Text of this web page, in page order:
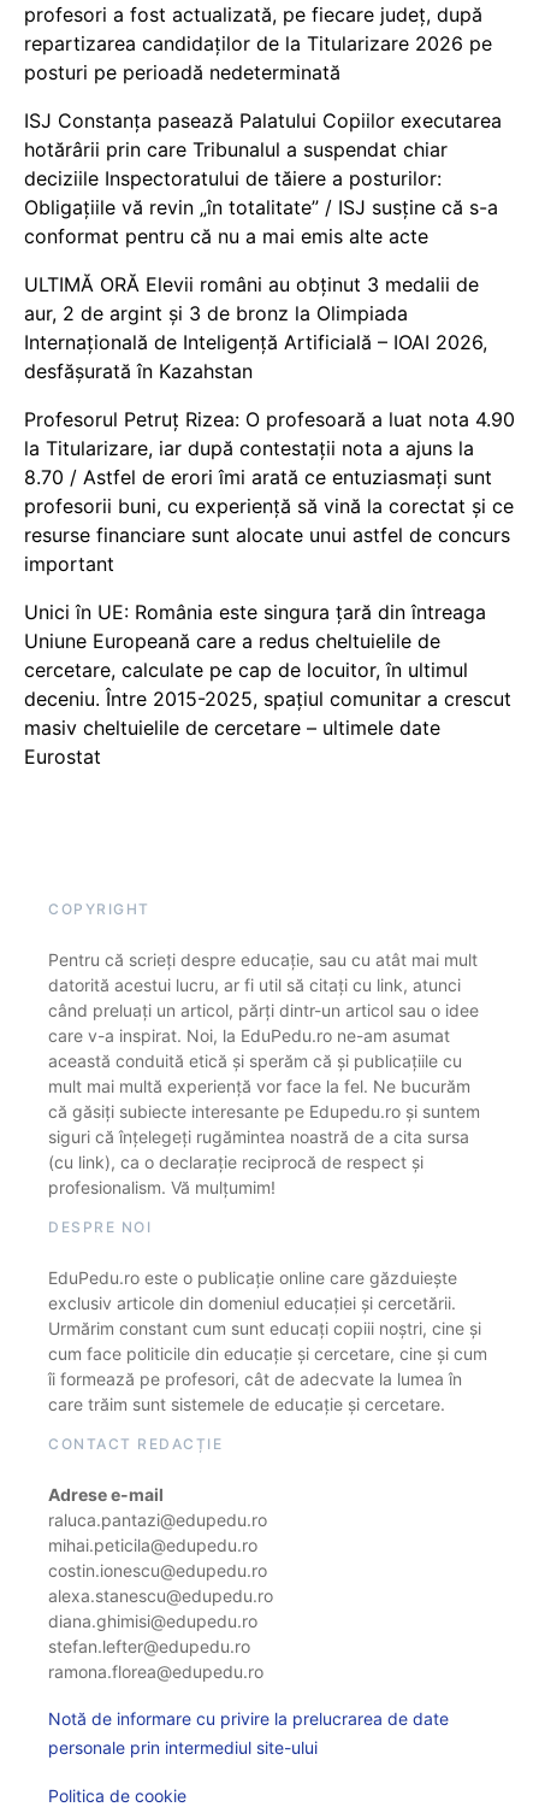
profesori a fost actualizată, pe fiecare județ, după
repartizarea candidaților de la Titularizare 2026 pe
posturi pe perioadă nedeterminată
ISJ Constanța pasează Palatului Copiilor executarea
hotărârii prin care Tribunalul a suspendat chiar
deciziile Inspectoratului de tăiere a posturilor:
Obligațiile vă revin „în totalitate” / ISJ susține că s-a
conformat pentru că nu a mai emis alte acte
ULTIMĂ ORĂ Elevii români au obținut 3 medalii de
aur, 2 de argint și 3 de bronz la Olimpiada
Internațională de Inteligență Artificială – IOAI 2026,
desfășurată în Kazahstan
Profesorul Petruț Rizea: O profesoară a luat nota 4.90
la Titularizare, iar după contestații nota a ajuns la
8.70 / Astfel de erori îmi arată ce entuziasmați sunt
profesorii buni, cu experiență să vină la corectat și ce
resurse financiare sunt alocate unui astfel de concurs
important
Unici în UE: România este singura țară din întreaga
Uniune Europeană care a redus cheltuielile de
cercetare, calculate pe cap de locuitor, în ultimul
deceniu. Între 2015-2025, spațiul comunitar a crescut
masiv cheltuielile de cercetare – ultimele date
Eurostat
COPYRIGHT
Pentru că scrieți despre educație, sau cu atât mai mult
datorită acestui lucru, ar fi util să citați cu link, atunci
când preluați un articol, părți dintr-un articol sau o idee
care v-a inspirat. Noi, la EduPedu.ro ne-am asumat
această conduită etică și sperăm că și publicațiile cu
mult mai multă experiență vor face la fel. Ne bucurăm
că găsiți subiecte interesante pe Edupedu.ro și suntem
siguri că înțelegeți rugămintea noastră de a cita sursa
(cu link), ca o declarație reciprocă de respect și
profesionalism. Vă mulțumim!
DESPRE NOI
EduPedu.ro este o publicație online care găzduiește
exclusiv articole din domeniul educației și cercetării.
Urmărim constant cum sunt educați copiii noștri, cine și
cum face politicile din educație și cercetare, cine și cum
îi formează pe profesori, cât de adecvate la lumea în
care trăim sunt sistemele de educație și cercetare.
CONTACT REDACȚIE
Adrese e-mail
raluca.pantazi@edupedu.ro
mihai.peticila@edupedu.ro
costin.ionescu@edupedu.ro
alexa.stanescu@edupedu.ro
diana.ghimisi@edupedu.ro
stefan.lefter@edupedu.ro
ramona.florea@edupedu.ro
Notă de informare cu privire la prelucrarea de date
personale prin intermediul site-ului
Politica de cookie